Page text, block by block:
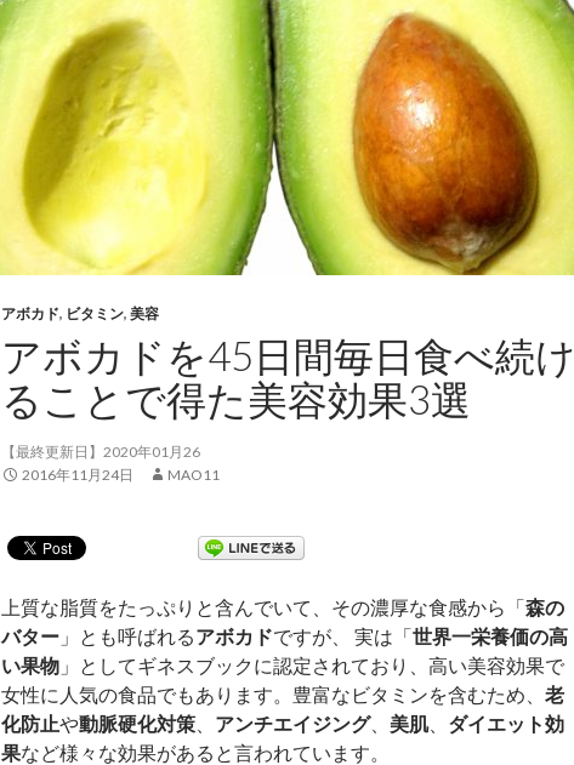
アボカド, ビタミン, 美容
アボカドを45日間毎日食べ続け
ることで得た美容効果3選
【最終更新日】2020年01月26
2016年11月24日
MAO11
上質な脂質をたっぷりと含んでいて、その濃厚な食感から「森の
バター 」とも呼ばれるアボカドですが、 実は「世界一栄養価の高
い果物 」としてギネスブックに認定されており、高い美容効果で
女性に人気の食品でもあります。豊富なビタミンを含むため、 老
化防止や動脈硬化対策 アンチエイジング、 美肌、 ダイエット効
果など様々な効果があると言われています。